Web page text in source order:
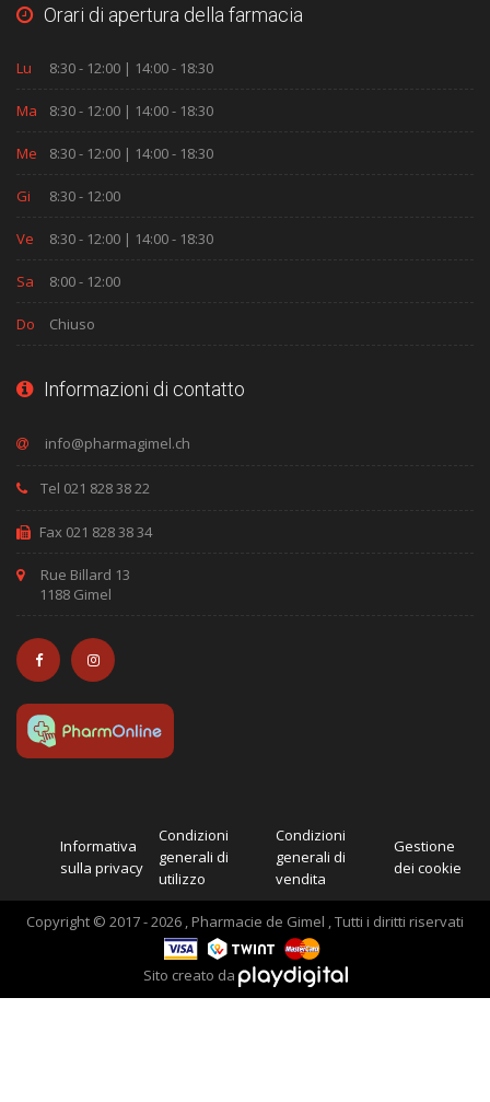
Orari di apertura della farmacia
Lu 8:30 - 12:00 | 14:00 - 18:30
Ma 8:30 - 12:00 | 14:00 - 18:30
Me 8:30 - 12:00 | 14:00 - 18:30
Gi 8:30 - 12:00
Ve 8:30 - 12:00 | 14:00 - 18:30
Sa 8:00 - 12:00
Do Chiuso
Informazioni di contatto
Tel 021 828 38 22
Fax 021 828 38 34
Rue Billard 13
1188 Gimel
Informativa
sulla privacy
Condizioni
generali di
utilizzo
Condizioni
generali di
vendita
Gestione
dei cookie
Copyright © 2017 - 2026 , Pharmacie de Gimel , Tutti i diritti riservati
Sito creato da